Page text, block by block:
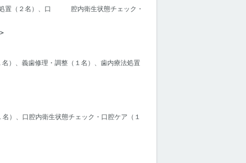
処置（２名）、口 腔内衛生状態チェック・
）、義歯修理・調整（１名）、歯内療法処置
）、口腔内衛生状態チェック・口腔ケア（１